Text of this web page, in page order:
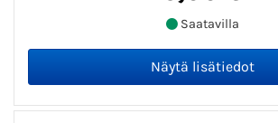
Saatavilla